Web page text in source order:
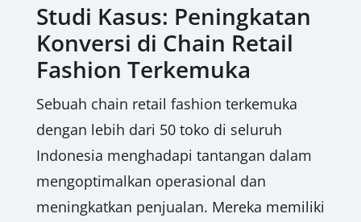
Studi Kasus: Peningkatan
Konversi di Chain Retail
Fashion Terkemuka
Sebuah chain retail fashion terkemuka
dengan lebih dari 50 toko di seluruh
Indonesia menghadapi tantangan dalam
mengoptimalkan operasional dan
meningkatkan penjualan. Mereka memiliki